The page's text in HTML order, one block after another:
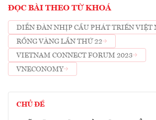
ĐỌC BÀI THEO TỪ KHOÁ
DIỄN ĐÀN NHỊP CẦU PHÁT TRIỂN VIỆT
RỒNG VÀNG LẦN THỨ 22
VIETNAM CONNECT FORUM 2023
VNECONOMY
CHỦ ĐỀ